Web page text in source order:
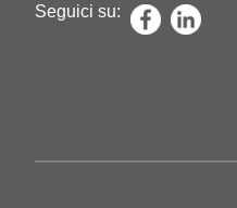
Seguici su: